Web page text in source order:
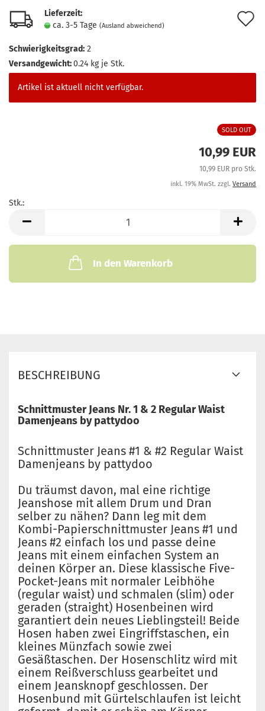
Lieferzeit:
ca. 3-5 Tage (Ausland abweichend)
Schwierigkeitsgrad: 2
Versandgewicht:0.24 kg je Stk.
Artikel ist aktuell nicht verfügbar.
SOLD OUT
10,99 EUR
10,99 EUR pro Stk.
inkl. 19% MwSt. zzgl. Versand
Stk.:
In den Warenkorb
BESCHREIBUNG
Schnittmuster Jeans Nr. 1 & 2 Regular Waist
Damenjeans by pattydoo
Schnittmuster Jeans #1 & #2 Regular Waist
Damenjeans by pattydoo
Du träumst davon, mal eine richtige
Jeanshose mit allem Drum und Dran
selber zu nähen? Dann leg mit dem
Kombi-Papierschnittmuster Jeans #1 und
Jeans #2 einfach los und passe deine
Jeans mit einem einfachen System an
deinen Körper an. Diese klassische Five-
Pocket-Jeans mit normaler Leibhöhe
(regular waist) und schmalen (slim) oder
geraden (straight) Hosenbeinen wird
garantiert dein neues Lieblingsteil! Beide
Hosen haben zwei Eingriffstaschen, ein
kleines Münzfach sowie zwei
Gesäßtaschen. Der Hosenschlitz wird mit
einem Reißverschluss gearbeitet und
einem Jeansknopf geschlossen. Der
Hosenbund mit Gürtelschlaufen ist leicht